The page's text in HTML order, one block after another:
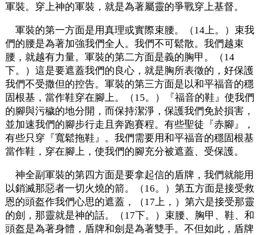
軍裝。穿上神的軍裝，就是為著屬靈的爭戰穿上基督。
軍裝的第一方面是用真理或實際束腰。（14上。）束我
們的腰是為著加強我們全人。我們不可鬆散。我們越束
腰，就越有力量。軍裝的第二方面是義的胸甲。（14
下。）這是要遮蓋我們的良心，就是胸所表徵的，好保護
我們不受撒但的控告。軍裝的第三方面是以和平福音的穩
固根基，當作鞋穿在腳上。（15。）『福音的鞋』使我們
的腳與污穢的地分開，而保持潔淨，保護我們免於損害，
並加速我們的腳步行走且奔跑賽程。有些聖徒『赤腳』，
有些只穿『寬鬆拖鞋』。我們需要用和平福音的穩固根基
當作鞋，穿在腳上，使我們的腳充分被遮蓋、受保護。
神全副軍裝的第四方面是要拿起信的盾牌，我們就能用
以銷滅那惡者一切火燒的箭。（16。）第五方面是接受救
恩的頭盔作我們心思的遮蓋，（17上，）第六是接受那靈
的劍，那靈就是神的話。（17下。）束腰、胸甲、鞋、和
頭盔是為著身體，盾牌和劍是為著雙手。不但如此，盾牌